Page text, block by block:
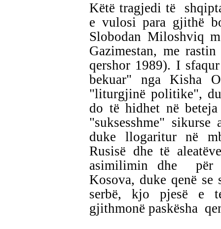
Këtë tragjedi të
e vulosi para gjithë
Slobodan Miloshviq
Gazimestan, me
qershor 1989). I
bekuar" nga Kisha
"liturgjinë politike",
do të hidhet në
"suksesshme"
duke llogaritur në
Rusisë dhe të
asimilimin dhe për
Kosova, duke qenë
serbë, kjo pjesë e
gjithmonë paskësha